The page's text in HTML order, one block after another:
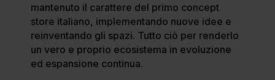
mantenuto il carattere del primo concept
store italiano, implementando nuove idee e
reinventando gli spazi. Tutto ciò per renderlo
un vero e proprio ecosistema in evoluzione
ed espansione continua.